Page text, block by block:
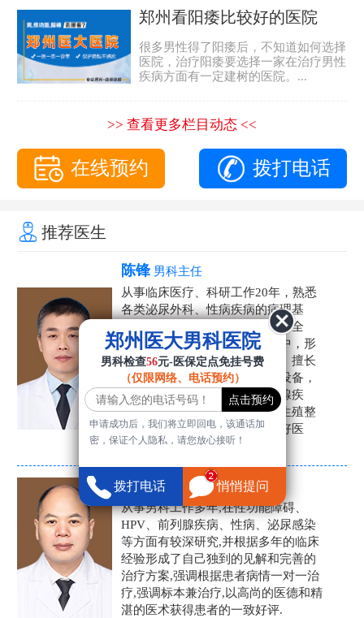
郑州看阳痿比较好的医院
很多男性得了阳痿后，不知道如何选择
医院，治疗阳痿要选择一家在治疗男性
疾病方面有一定建树的医院。...
>> 查看更多栏目动态 <<
在线预约 拨打电话
推荐医生
陈锋 男科主任
从事临床医疗、科研工作20年，熟悉
各类泌尿外科、性病疾病的病理基
础，诊断治疗和临床操作，技术全
面。在男科疾病的诊断和诊疗中，形
成了一套独具特色的诊疗方案。擅长
运用国内外先进的医学技术和设备，
科学诊疗各类阳痿早泄、前列腺疾
病、射精障碍、性病、HPV、生殖整
形等疾病，是患者非常信赖的好医
生。
张营富
男科主任
从事男科工作多年,在性功能障碍、
HPV、前列腺疾病、性病、泌尿感染
等方面有较深研究,并根据多年的临床
经验形成了自己独到的见解和完善的
治疗方案,强调根据患者病情一对一治
疗,强调标本兼治疗,以高尚的医德和精
湛的医术获得患者的一致好评.
郑州医大男科医院
男科检查56元-医保定点免挂号费
（仅限网络、电话预约）
申请成功后，我们将立即回电，该通话加
密，保证个人隐私，请您放心接听！
拨打电话 悄悄提问